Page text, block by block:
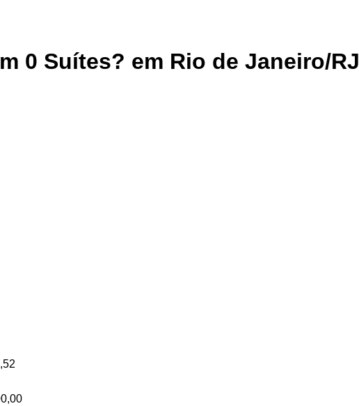
0 Suítes? em Rio de Janeiro/RJ